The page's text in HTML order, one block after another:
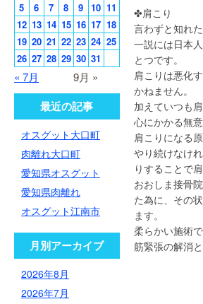
✤
言わずと知れ
一説には日本
とつです。
肩こりは悪化
かねません。
加えていつも
心にかかる無
肩こりになる
やり続けなけ
りすることで
おおしま接骨
た為に、その
ます。
柔らかい施術
筋緊張の解消
« 7月 9月 »
5
6 7 8 9 10 11
12 13 14 15 16 17 18
19 20 21 22 23 24 25
26 27 28 29 30 31
最近の記事
オスグット大口町
肉離れ大口町
愛知県オスグット
愛知県肉離れ
オスグット江南市
月別アーカイブ
2026年8月
2026年7月